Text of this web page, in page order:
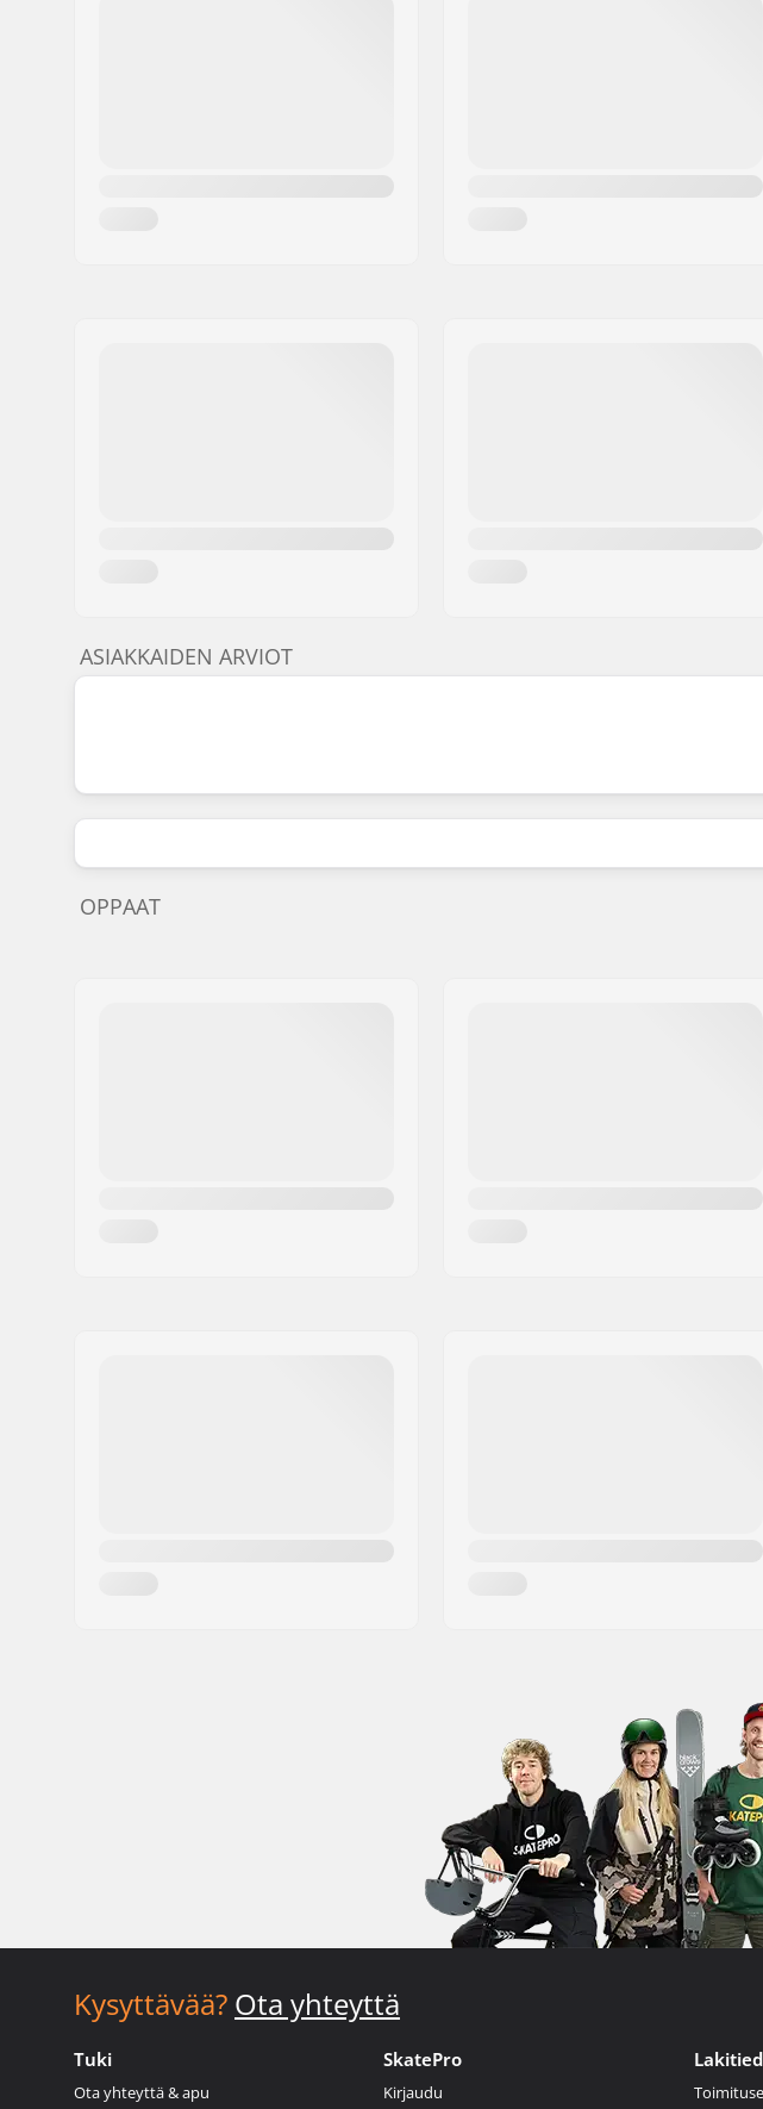
ASIAKKAIDEN ARVIOT
OPPAAT
Kysyttävää? Ota yhteyttä
Tuki
Ota yhteyttä & apu
SkatePro
Kirjaudu